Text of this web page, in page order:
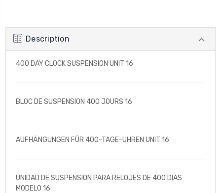
Description
400 DAY CLOCK SUSPENSION UNIT 16
BLOC DE SUSPENSION 400 JOURS 16
AUFHÄNGUNGEN FÛR 400-TAGE-UHREN UNIT 16
UNIDAD DE SUSPENSION PARA RELOJES DE 400 DIAS
MODELO 16